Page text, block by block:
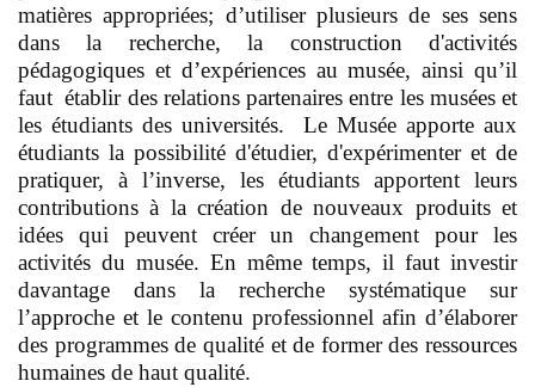
matières appropriées; d’utiliser plusieurs de ses sens
dans la recherche, la construction d'activités
pédagogiques et d’expériences au musée, ainsi qu’il
faut établir des relations partenaires entre les musées et
les étudiants des universités. Le Musée apporte aux
étudiants la possibilité d'étudier, d'expérimenter et de
pratiquer, à l’inverse, les étudiants apportent leurs
contributions à la création de nouveaux produits et
idées qui peuvent créer un changement pour les
activités du musée. En même temps, il faut investir
davantage dans la recherche systématique sur
l’approche et le contenu professionnel afin d’élaborer
des programmes de qualité et de former des ressources
humaines de haut qualité.